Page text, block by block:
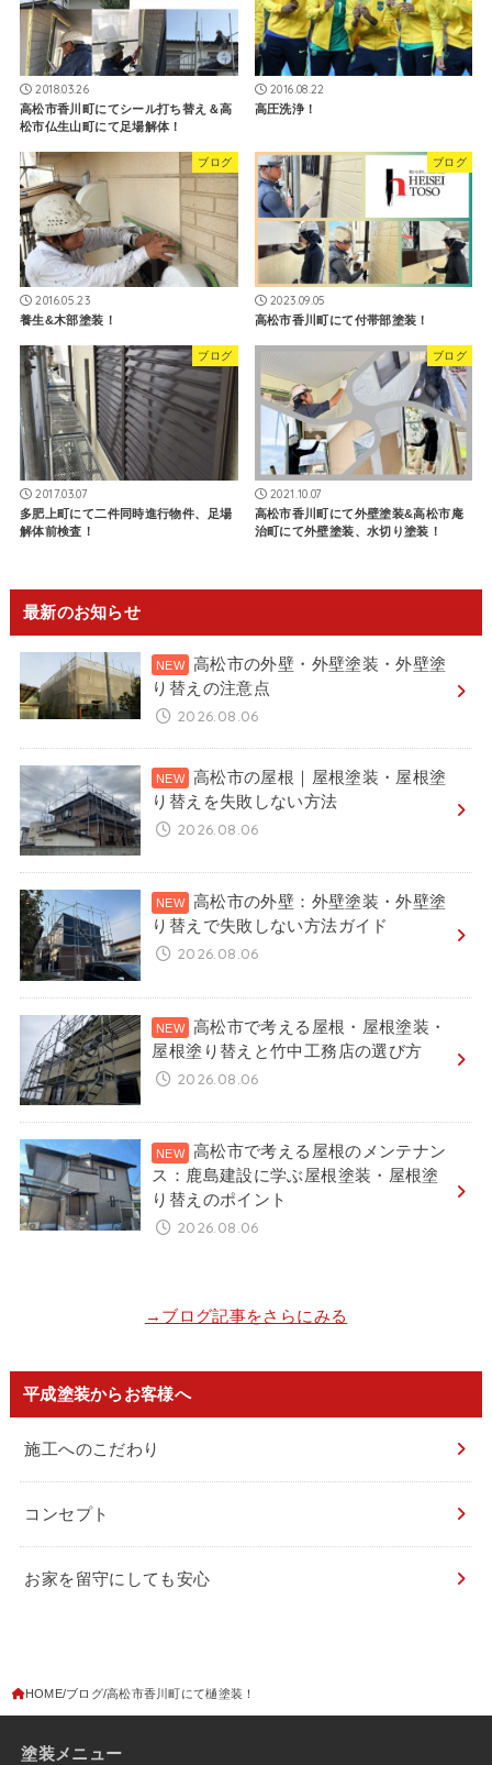
2018.03.26
高松市香川町にてシール打ち替え＆高
松市仏生山町にて足場解体！
2016.08.22
高圧洗浄！
ブログ
2016.05.23
養生&木部塗装！
ブログ
2023.09.05
高松市香川町にて付帯部塗装！
ブログ
2017.03.07
多肥上町にて二件同時進行物件、足場
解体前検査！
ブログ
2021.10.07
高松市香川町にて外壁塗装&高松市庵
治町にて外壁塗装、水切り塗装！
最新のお知らせ
高松市の外壁・外壁塗装・外壁塗
り替えの注意点
2026.08.06
高松市の屋根｜屋根塗装・屋根塗
り替えを失敗しない方法
2026.08.06
高松市の外壁：外壁塗装・外壁塗
り替えで失敗しない方法ガイド
2026.08.06
高松市で考える屋根・屋根塗装・
屋根塗り替えと竹中工務店の選び方
2026.08.06
高松市で考える屋根のメンテナン
ス：鹿島建設に学ぶ屋根塗装・屋根塗
り替えのポイント
2026.08.06
→ブログ記事をさらにみる
平成塗装からお客様へ
施工へのこだわり
コンセプト
お家を留守にしても安心
HOME ブログ 高松市香川町にて樋塗装！
塗装メニュー